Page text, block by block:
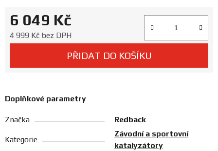
a
katalogy
6 049 Kč
4 999 Kč bez DPH
PŘIDAT DO KOŠÍKU
Doplňkové parametry
Značka Redback
Kategorie
Závodní a sportovní
katalyzátory